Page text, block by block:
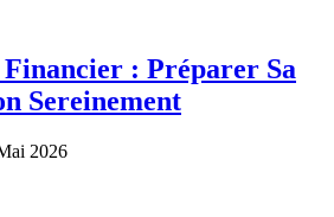
: Préparer Sa
Sereinement
2026